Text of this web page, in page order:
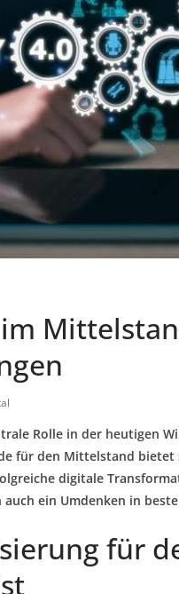
Rolle in der heutigen
für den Mittelstand
digitale
ein Umdenken in
für